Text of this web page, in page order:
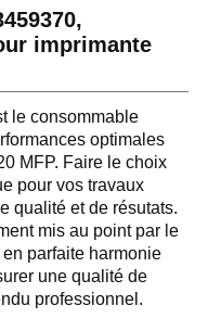
imprimante
le consommable
optimales
MFP. Faire le choix
pour vos travaux
qualité et de résutats.
mis au point par le
parfaite harmonie
une qualité de
professionnel.